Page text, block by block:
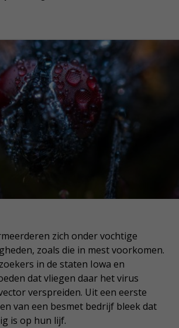
zich onder vochtige
zoals die in mest voorkomen.
in de staten Iowa en
dat vliegen daar het virus
verspreiden. Uit een eerste
van een besmet bedrijf bleek dat
is op hun lijf.